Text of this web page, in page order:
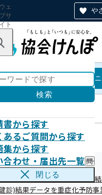
や
ウェ
ブサ
イト
のナ
ン
ーワードで探す
検索
書から探す
あるご質問から探す
集から探す
合わせ・届出先一覧 問
い
わ
閉じる
埼
メ
せ
健指導のご案内
部委託について
業について
けた研究に関する覚書の締
診)結果データを重症化予防事
支部評議会
）に令和4年度第1回全国
催いたしました。